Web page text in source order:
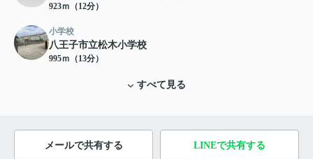
923ｍ（12分）
小学校
八王子市立松木小学校
995ｍ（13分）
すべて見る
メールで共有する LINEで共有する